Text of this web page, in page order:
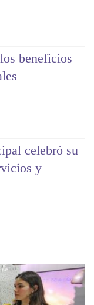
beneficios
celebró su
y